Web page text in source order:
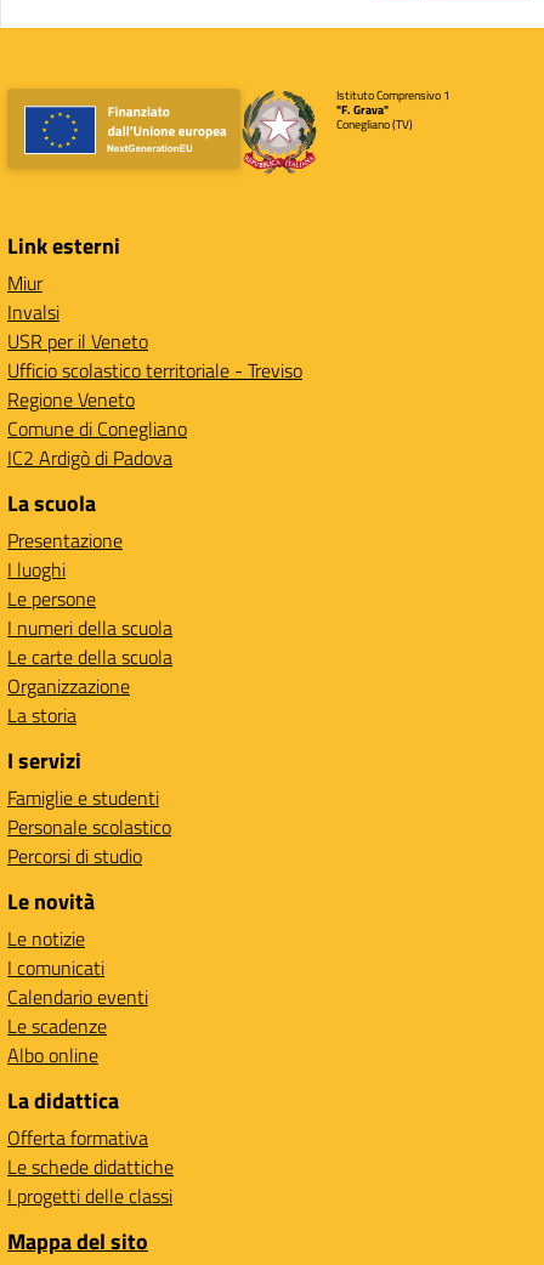
Istituto Comprensivo 1
"F. Grava"
Conegliano (TV)
Link esterni
Miur
Invalsi
USR per il Veneto
Ufficio scolastico territoriale - Treviso
Regione Veneto
Comune di Conegliano
IC2 Ardigò di Padova
La scuola
Presentazione
I luoghi
Le persone
I numeri della scuola
Le carte della scuola
Organizzazione
La storia
I servizi
Famiglie e studenti
Personale scolastico
Percorsi di studio
Le novità
Le notizie
I comunicati
Calendario eventi
Le scadenze
Albo online
La didattica
Offerta formativa
Le schede didattiche
I progetti delle classi
Mappa del sito